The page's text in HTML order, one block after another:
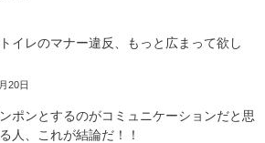
イレのマナー違反、もっと広まって欲し
20日
ポンとするのがコミュニケーションだと思
人、これが結論だ！！